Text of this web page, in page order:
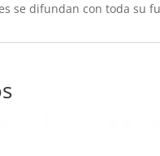
se difundan con toda su